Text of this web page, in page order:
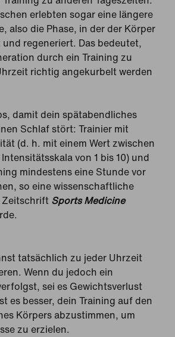
erlebten sogar eine längere
also die Phase, in der der Körper
regeneriert. Das bedeutet,
durch ein Training zu
richtig angekurbelt werden
damit dein spätabendliches
Schlaf stört: Trainier mit
(d. h. mit einem Wert zwischen
von 1 bis 10) und
mindestens eine Stunde vor
so eine wissenschaftliche
Zeitschrift Sports Medicine
tatsächlich zu jeder Uhrzeit
Wenn du jedoch ein
sei es Gewichtsverlust
es besser, dein Training auf den
Körpers abzustimmen, um
zu erzielen.